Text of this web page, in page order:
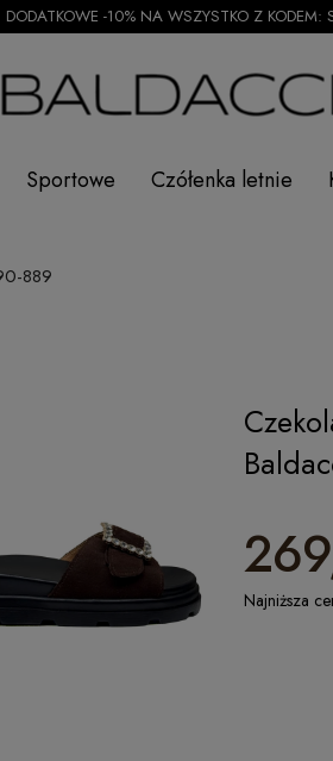
DODATKOWE -10% NA WSZYSTKO Z KODEM:
Sportowe Czółenka letnie
889
Najniższa